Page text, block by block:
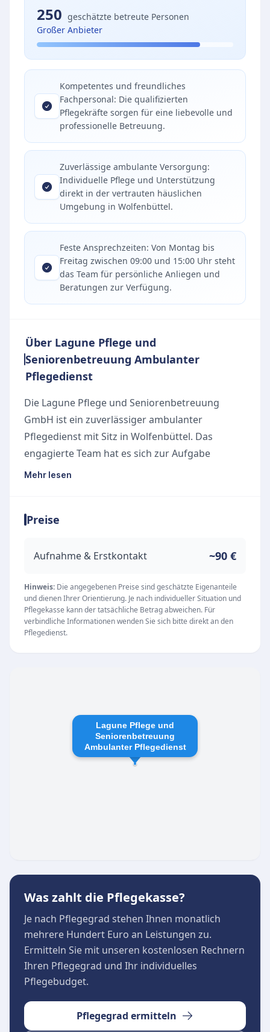
250 geschätzte betreute Personen
Großer Anbieter
Kompetentes und freundliches
Fachpersonal: Die qualifizierten
Pflegekräfte sorgen für eine liebevolle und
professionelle Betreuung.
Zuverlässige ambulante Versorgung:
Individuelle Pflege und Unterstützung
direkt in der vertrauten häuslichen
Umgebung in Wolfenbüttel.
Feste Ansprechzeiten: Von Montag bis
Freitag zwischen 09:00 und 15:00 Uhr steht
das Team für persönliche Anliegen und
Beratungen zur Verfügung.
Über Lagune Pflege und
Seniorenbetreuung Ambulanter
Pflegedienst
Die Lagune Pflege und Seniorenbetreuung
GmbH ist ein zuverlässiger ambulanter
Pflegedienst mit Sitz in Wolfenbüttel. Das
engagierte Team hat es sich zur Aufgabe
gemacht, pflegebedürftige Menschen in ihrer
individuelle Wohlbefinden der Klienten stets im
Unsere Leistungen
Zuhause
Fachgerechte medizinische und
grundpflegerische Versorgung
Individuelle Beratung für Pflegebedürftige und
deren Angehörige
freitags von 09:00 bis 15:00 Uhr erreichbar. Die
qualifizierten Mitarbeiterinnen und Mitarbeiter
zeichnen sich durch ein hohes Maß an
Mehr lesen
Preise
Aufnahme & Erstkontakt ~90 €
Hinweis: Die angegebenen Preise sind geschätzte Eigenanteile
und dienen Ihrer Orientierung. Je nach individueller Situation und
Pflegekasse kann der tatsächliche Betrag abweichen. Für
verbindliche Informationen wenden Sie sich bitte direkt an den
Pflegedienst.
Lagune Pflege und
Seniorenbetreuung
Ambulanter Pflegedienst
Was zahlt die Pflegekasse?
Je nach Pflegegrad stehen Ihnen monatlich
mehrere Hundert Euro an Leistungen zu.
Ermitteln Sie mit unseren kostenlosen Rechnern
Ihren Pflegegrad und Ihr individuelles
Pflegebudget.
Pflegegrad ermitteln